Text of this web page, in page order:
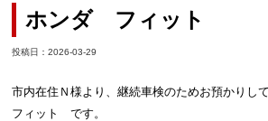
ホンダ フィット
投稿日：2026-03-29
市内在住Ｎ様より、継続車検のためお預かりし
フィット です。